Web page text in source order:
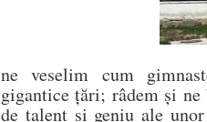
ne veselim cum
gigantice ţări; râdem şi ne
de talent şi geniu ale